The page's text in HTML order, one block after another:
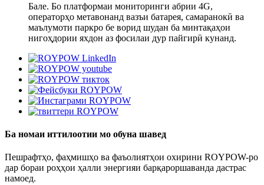
Бале. Бо платформаи мониторинги абрии 4G,
операторҳо метавонанд вазъи батарея, самаранокӣ ва
маълумоти паркро бе ворид шудан ба минтақаҳои
нигоҳдории яхдон аз фосилаи дур пайгирӣ кунанд.
Ба номаи иттилоотии мо обуна шавед
Пешрафтҳо, фаҳмишҳо ва фаъолиятҳои охирини ROYPOW-ро
дар бораи роҳҳои ҳалли энергияи барқароршаванда дастрас
намоед.